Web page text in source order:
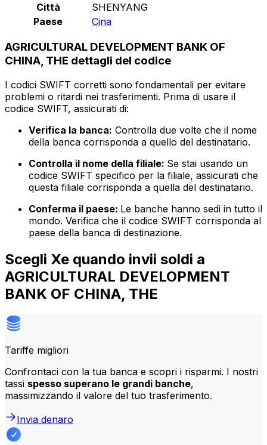
Città
SHENYANG
Paese
Cina
AGRICULTURAL DEVELOPMENT BANK OF
CHINA, THE dettagli del codice
I codici SWIFT corretti sono fondamentali per evitare
problemi o ritardi nei trasferimenti. Prima di usare il
codice SWIFT, assicurati di:
Verifica la banca: Controlla due volte che il nome
della banca corrisponda a quello del destinatario.
Controlla il nome della filiale: Se stai usando un
codice SWIFT specifico per la filiale, assicurati che
questa filiale corrisponda a quella del destinatario.
Conferma il paese: Le banche hanno sedi in tutto il
mondo. Verifica che il codice SWIFT corrisponda al
paese della banca di destinazione.
Scegli Xe quando invii soldi a
AGRICULTURAL DEVELOPMENT
BANK OF CHINA, THE
Tariffe migliori
Confrontaci con la tua banca e scopri i risparmi. I nostri
tassi spesso superano le grandi banche,
massimizzando il valore del tuo trasferimento.
Invia denaro